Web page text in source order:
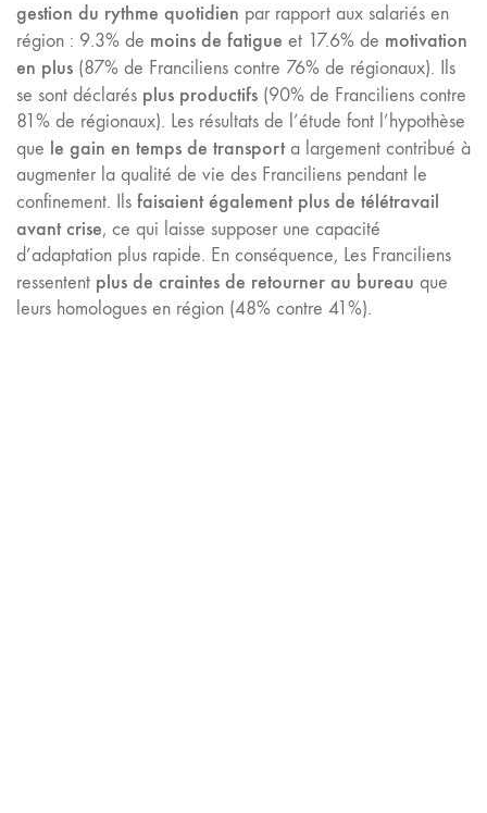
gestion du rythme quotidien par rapport aux salariés en
région : 9.3% de moins de fatigue et 17.6% de motivation
en plus (87% de Franciliens contre 76% de régionaux). Ils
se sont déclarés plus productifs (90% de Franciliens contre
81% de régionaux). Les résultats de l’étude font l’hypothèse
que le gain en temps de transporta largement contribué à
augmenter la qualité de vie des Franciliens pendant le
confinement. Ils faisaient également plus de télétravail
avant crise, ce qui laisse supposer une capacité
d’adaptation plus rapide. En conséquence, Les Franciliens
ressentent plus de craintes de retourner au bureau que
leurs homologues en région (48% contre 41%).